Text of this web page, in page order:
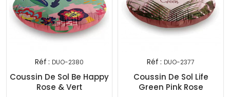
Réf : DUO-2380
Coussin De Sol Be Happy
Rose & Vert
Réf : DUO-2377
Coussin De Sol Life
Green Pink Rose